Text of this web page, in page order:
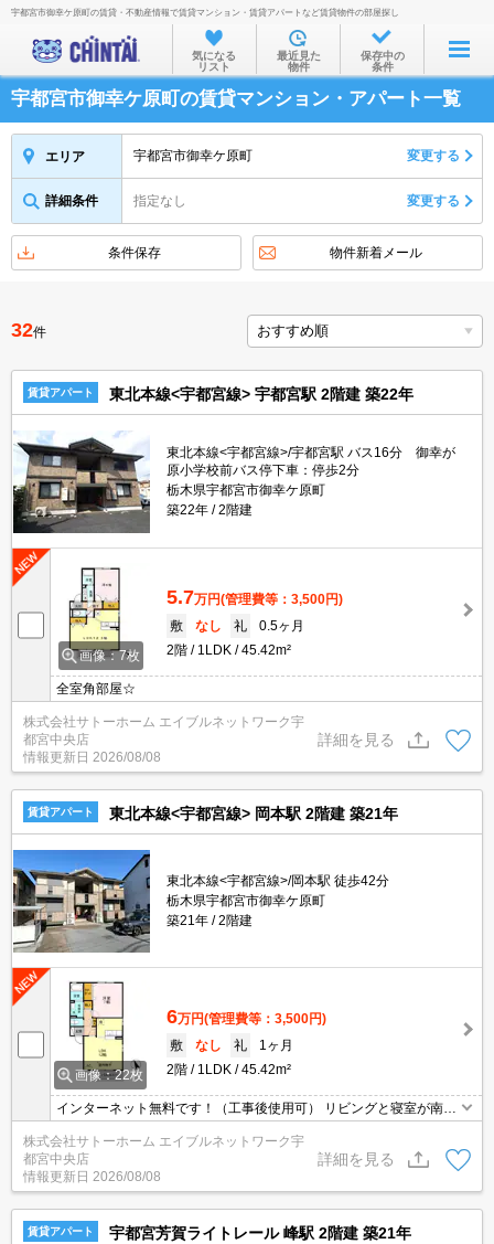
お部屋を探す
沿線・駅から
住所から
家賃相場から
物件特集から
不動産会社から
TOP
宇都宮市御幸ケ原町の賃貸・不動産情報で賃貸マンション・賃貸アパートなど賃貸物件の部屋探し
気になる
リスト
最近見た
物件
保存中の
条件
宇都宮市御幸ケ原町の賃貸マンション・アパート一覧
エリア 宇都宮市御幸ケ原町 変更する
詳細条件 指定なし 変更する
条件保存 物件新着メール
32件
賃貸アパート 東北本線<宇都宮線> 宇都宮駅 2階建 築22年
東北本線<宇都宮線>/宇都宮駅 バス16分 御幸が
原小学校前バス停下車：停歩2分
栃木県宇都宮市御幸ケ原町
築22年
2階建
画像：7枚
5.7万円(管理費等：3,500円)
敷
なし 礼
0.5ヶ月
2階
1LDK 45.42m²
全室角部屋☆
株式会社サトーホーム エイブルネットワーク宇
都宮中央店
情報更新日 2026/08/08
詳細を見る
賃貸アパート 東北本線<宇都宮線> 岡本駅 2階建 築21年
東北本線<宇都宮線>/岡本駅 徒歩42分
栃木県宇都宮市御幸ケ原町
築21年
2階建
画像：22枚
6万円(管理費等：3,500円)
敷
なし 礼
1ヶ月
2階
1LDK 45.42m²
インターネット無料です！（工事後使用可） リビングと寝室が南と
北にきちんと分かれているタイプのお部屋です♪カウンターキッチン
です☆
株式会社サトーホーム エイブルネットワーク宇
都宮中央店
情報更新日 2026/08/08
詳細を見る
賃貸アパート 宇都宮芳賀ライトレール 峰駅 2階建 築21年